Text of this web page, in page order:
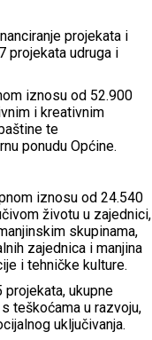
projekata i
projekata udruga i
iznosu od 52.900
i kreativnim
te
ponudu Općine.
iznosu od 24.540
životu u zajednici,
skupinama,
zajednica i manjina
i tehničke kulture.
ukupne
teškoćama u razvoju,
uključivanja.